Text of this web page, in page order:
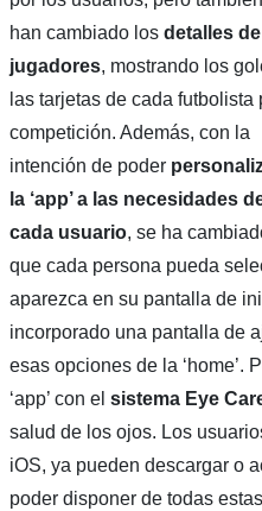
han cambiado los detalles
jugadores, mostrando los
las tarjetas de cada futbolista
competición. Además, con la
intención de poder
la ‘app’ a las necesidades
cada usuario, se ha
que cada persona pueda
aparezca en su pantalla de
incorporado una pantalla de
esas opciones de la ‘home’.
‘app’ con el sistema Eye
salud de los ojos. Los
iOS, ya pueden descargar o
poder disponer de todas